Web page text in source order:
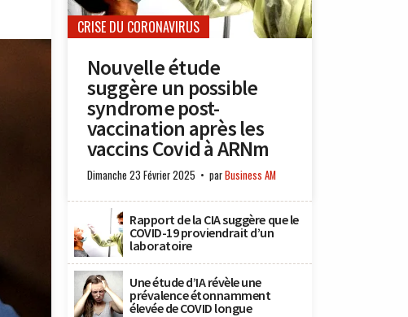
CRISE DU CORONAVIRUS
Nouvelle étude
suggère un possible
syndrome post-
vaccination après les
vaccins Covid à ARNm
Dimanche 23 Février 2025 parBusiness AM
Rapport de la CIA suggère que le
COVID-19 proviendrait d’un
laboratoire
Une étude d’IA révèle une
prévalence étonnamment
élevée de COVID longue